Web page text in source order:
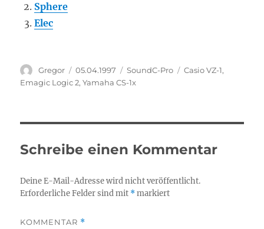
Sphere
Elec
Autor
Gregor
Veröffentlicht
am
05.04.1997 Kategorien
SoundC-Pro Schlagwörter
Casio VZ-1,
Emagic Logic 2,Yamaha CS-1x
Schreibe einen Kommentar
Deine E-Mail-Adresse wird nicht veröffentlicht.
Erforderliche Felder sind mit *markiert
KOMMENTAR *